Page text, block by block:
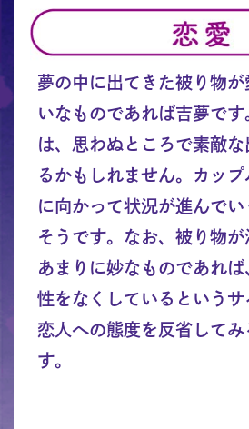
夢の中に出てきた被り物
いなものであれば吉夢です
は、思わぬところで素敵
るかもしれません。カッ
に向かって状況が進んでい
そうです。なお、被り物が
あまりに妙なものであれば
性をなくしているというサ
恋人への態度を反省して
す。